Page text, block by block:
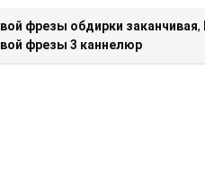
фрезы обдирки заканчивая,
фрезы 3 каннелюр